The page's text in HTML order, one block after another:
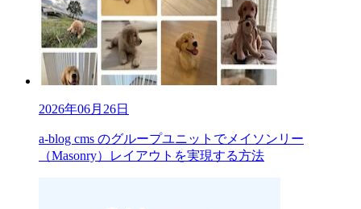
2026年06月26日
a-blog cms のグループユニットでメイソンリー
（Masonry）レイアウトを実現する方法